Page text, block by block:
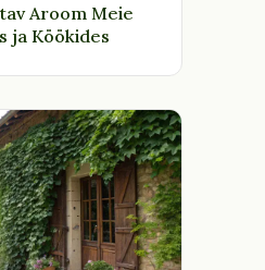
Aroom Meie
ja Köökides